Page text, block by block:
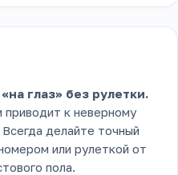
глаз» без рулетки.
к неверному
делайте точный
или рулеткой от
пола.